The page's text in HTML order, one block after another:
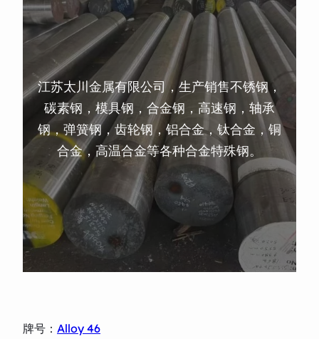
江苏太川金属有限公司，生产销售不锈钢，
碳素钢，模具钢，合金钢，高速钢，轴承
钢，弹簧钢，齿轮钢，铝合金，钛合金，铜
合金，高温合金等各种合金特殊钢。
牌号： Alloy 46